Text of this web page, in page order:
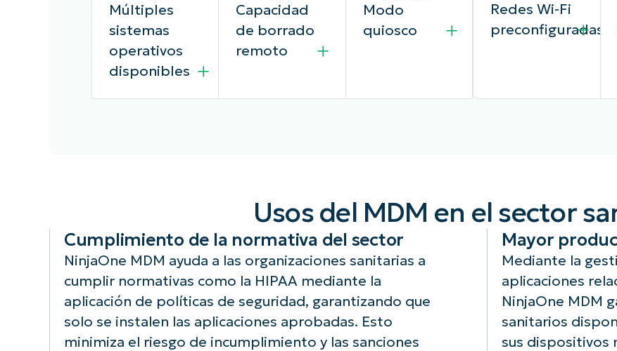
Múltiples
sistemas
operativos
disponibles
operativo y el
dispositivo que
mejor se adapte
a tus
necesidades.
Capacidad
de borrado
remoto
del dispositivo,
NinjaOne MDM
permite el
borrado remoto
de todo el
evitando el
riesgo de
acceso no
Modo
quiosco
dispositivos
móviles para
operaciones de
quiosco,
restringiendo el
aplicaciones
específicas que
garanticen una
Redes Wi-Fi
preconfiguradas
críticos
permitiendo
únicamente las
redes de
confianza
preconfiguradas.
Usos del MDM en el sector
Cumplimiento de la normativa del sector
NinjaOne MDM ayuda a las organizaciones sanitarias a
cumplir normativas como la HIPAA mediante la
aplicación de políticas de seguridad, garantizando que
solo se instalen las aplicaciones aprobadas. Esto
minimiza el riesgo de incumplimiento y las sanciones
Mayor
Mediante la
aplicaciones
NinjaOne MDM
sanitarios
sus dispositivos